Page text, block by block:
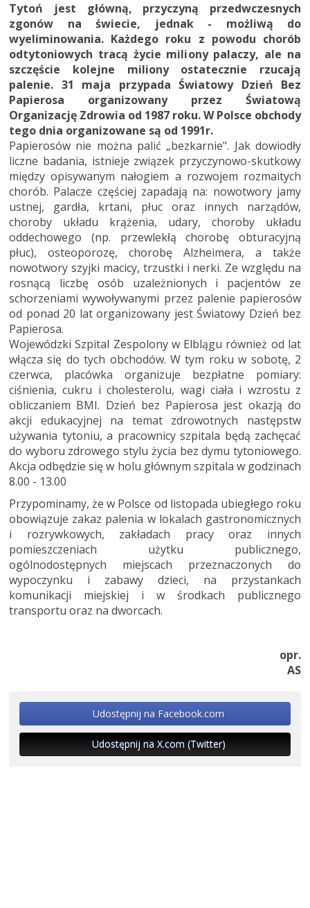
Tytoń jest główną, przyczyną przedwczesnych
zgonów na świecie, jednak - możliwą do
wyeliminowania. Każdego roku z powodu chorób
odtytoniowych tracą życie miliony palaczy, ale na
szczęście kolejne miliony ostatecznie rzucają
palenie. 31 maja przypada Światowy Dzień Bez
Papierosa organizowany przez Światową
Organizację Zdrowia od 1987 roku. W Polsce obchody
tego dnia organizowane są od 1991r.
Papierosów nie można palić „bezkarnie". Jak dowiodły
liczne badania, istnieje związek przyczynowo-skutkowy
między opisywanym nałogiem a rozwojem rozmaitych
chorób. Palacze częściej zapadają na: nowotwory jamy
ustnej, gardła, krtani, płuc oraz innych narządów,
choroby układu krążenia, udary, choroby układu
oddechowego (np. przewlekłą chorobę obturacyjną
płuc), osteoporozę, chorobę Alzheimera, a także
nowotwory szyjki macicy, trzustki i nerki. Ze względu na
rosnącą liczbę osób uzależnionych i pacjentów ze
schorzeniami wywoływanymi przez palenie papierosów
od ponad 20 lat organizowany jest Światowy Dzień bez
Papierosa.
Wojewódzki Szpital Zespolony w Elblągu również od lat
włącza się do tych obchodów. W tym roku w sobotę, 2
czerwca, placówka organizuje bezpłatne pomiary:
ciśnienia, cukru i cholesterolu, wagi ciała i wzrostu z
obliczaniem BMI. Dzień bez Papierosa jest okazją do
akcji edukacyjnej na temat zdrowotnych następstw
używania tytoniu, a pracownicy szpitala będą zachęcać
do wyboru zdrowego stylu życia bez dymu tytoniowego.
Akcja odbędzie się w holu głównym szpitala w godzinach
8.00 - 13.00
Przypominamy, że w Polsce od listopada ubiegłego roku
obowiązuje zakaz palenia w lokalach gastronomicznych
i rozrywkowych, zakładach pracy oraz innych
pomieszczeniach użytku publicznego,
ogólnodostępnych miejscach przeznaczonych do
wypoczynku i zabawy dzieci, na przystankach
komunikacji miejskiej i w środkach publicznego
transportu oraz na dworcach.
opr.
AS
Udostępnij na Facebook.com
Udostępnij na X.com (Twitter)